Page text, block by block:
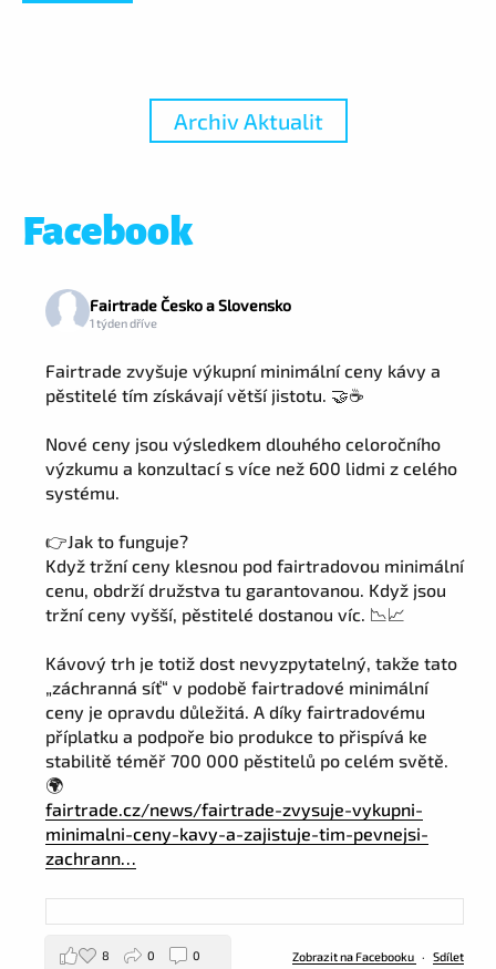
Archiv Aktualit
Facebook
Fairtrade Česko a Slovensko
1 týden dříve
Fairtrade zvyšuje výkupní minimální ceny kávy a
pěstitelé tím získávají větší jistotu. 🤝☕
Nové ceny jsou výsledkem dlouhého celoročního
výzkumu a konzultací s více než 600 lidmi z celého
systému.
👉Jak to funguje?
Když tržní ceny klesnou pod fairtradovou minimální
cenu, obdrží družstva tu garantovanou. Když jsou
tržní ceny vyšší, pěstitelé dostanou víc. 📉📈
Kávový trh je totiž dost nevyzpytatelný, takže tato
„záchranná síť“ v podobě fairtradové minimální
ceny je opravdu důležitá. A díky fairtradovému
příplatku a podpoře bio produkce to přispívá ke
stabilitě téměř 700 000 pěstitelů po celém světě.
🌍
fairtrade.cz/news/fairtrade-zvysuje-vykupni-
minimalni-ceny-kavy-a-zajistuje-tim-pevnejsi-
zachrann…
Zobrazit na Facebooku · Sdílet
8 0 0